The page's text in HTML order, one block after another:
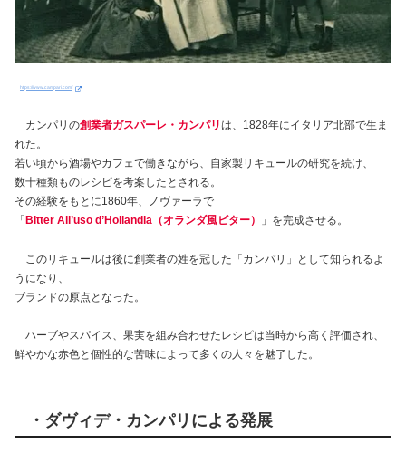
https://www.campari.com/
カンパリの創業者ガスパーレ・カンパリは、1828年にイタリア北部で生ま
れた。
若い頃から酒場やカフェで働きながら、自家製リキュールの研究を続け、
数十種類ものレシピを考案したとされる。
その経験をもとに1860年、ノヴァーラで
「 Bitter All’uso d’Hollandia（オランダ風ビター） 」を完成させる。
このリキュールは後に創業者の姓を冠した「カンパリ」として知られるよ
うになり、
ブランドの原点となった。
ハーブやスパイス、果実を組み合わせたレシピは当時から高く評価され、
鮮やかな赤色と個性的な苦味によって多くの人々を魅了した。
・ダヴィデ・カンパリによる発展